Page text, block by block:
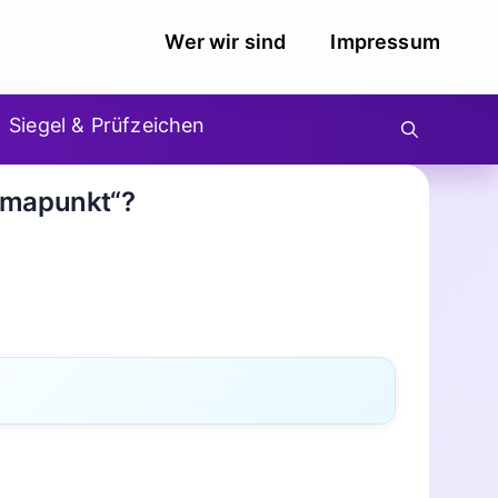
Wer wir sind Impressum
Siegel & Prüfzeichen